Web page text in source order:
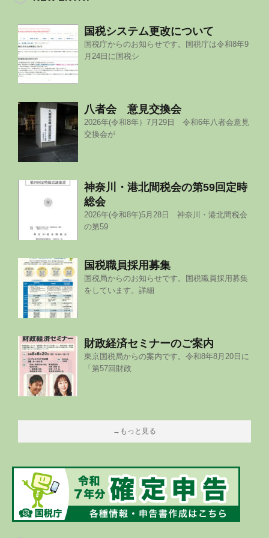
国税システム更改について
国税庁からのお知らせです。国税庁は令和8年9
月24日に国税シ
八者会 意見交換会
2026年(令和8年）7月29日 令和6年八者会意見
交換会が
神奈川・港北間税会の第59回定時
総会
2026年(令和8年)5月28日 神奈川・港北間税会
の第59
国税職員採用募集
国税局からのお知らせです。国税職員採用募集
をしています。詳細
財政経済セミナーのご案内
東京国税局からの案内です。令和8年8月20日に
「第57回財政
→もっと見る